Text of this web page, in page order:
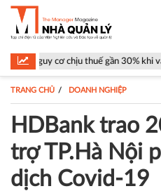
chịu thuế gần 30% khi vào Mỹ
TRANG CHỦ DOANH NGHIỆP
HDBank trao
trợ TP.Hà Nội
dịch Covid-19